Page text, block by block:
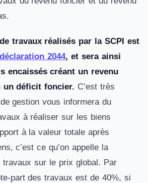
travaux réalisés par la SCPI est
déclaration 2044, et sera ainsi
encaissés créant un revenu
déficit foncier. C’est très
gestion vous informera du
à réaliser sur les biens
à la valeur totale après
c’est ce qu’on appelle la
travaux sur le prix global. Par
part des travaux est de 40%, si